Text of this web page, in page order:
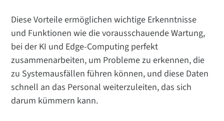
Diese Vorteile ermöglichen wichtige Erkenntnisse
und Funktionen wie die vorausschauende Wartung,
bei der KI und Edge-Computing perfekt
zusammenarbeiten, um Probleme zu erkennen, die
zu Systemausfällen führen können, und diese Daten
schnell an das Personal weiterzuleiten, das sich
darum kümmern kann.